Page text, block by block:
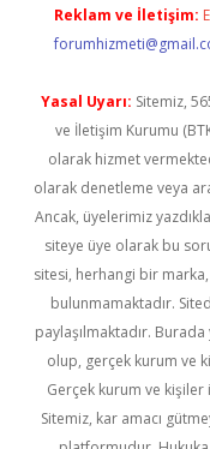
Reklam ve İletişim:
Yasal Uyarı: Sitemiz,
ve İletişim Kurumu
olarak hizmet
olarak denetleme veya
Ancak, üyelerimiz
siteye üye olarak bu
sitesi, herhangi bir
bulunmamaktadır.
paylaşılmaktadır.
olup, gerçek kurum ve
Gerçek kurum ve
Sitemiz, kar amacı